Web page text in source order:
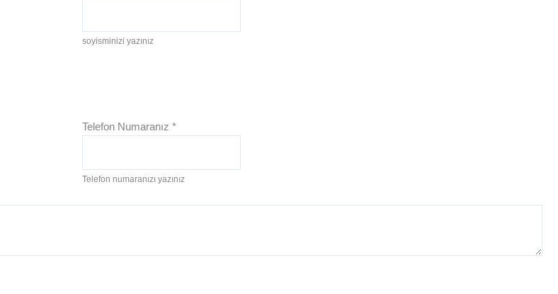
soyisminizi yazınız
Telefon Numaranız *
Telefon numaranızı yazınız